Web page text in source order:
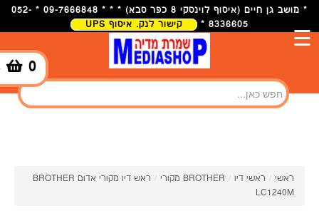
* מושב גן חיים (איסוף לוינסקי 8 כפר סבא) * * * 09-7666848 * 052-
8336605 *
קישור לנק. איסוף UPS
0
☰
ראשי / ראשי דיו / BROTHER מקורי /
ראש דיו מקורי אדום BROTHER
LC1240M